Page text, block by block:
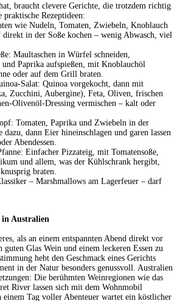
braucht clevere Gerichte, die trotzdem richtig
Rezeptideen:
wie Nudeln, Tomaten, Zwiebeln, Knoblauch
in der Soße kochen – wenig Abwasch, viel
Maultaschen in Würfel schneiden,
Paprika aufspießen, mit Knoblauchöl
oder auf dem Grill braten.
Salat: Quinoa vorgekocht, dann mit
Zucchini, Aubergine), Feta, Oliven, frischen
Olivenöl-Dressing vermischen – kalt oder
Tomaten, Paprika und Zwiebeln in der
dazu, dann Eier hineinschlagen und garen lassen
Abendessen.
Einfacher Pizzateig, mit Tomatensoße,
und allem, was der Kühlschrank hergibt,
braten.
– Marshmallows am Lagerfeuer – darf
in Australien
als an einem entspannten Abend direkt vor
Glas Wein und einem leckeren Essen zu
hebt den Geschmack eines Gerichts
in der Natur besonders genussvoll. Australien
Die berühmten Weinregionen wie das
River lassen sich mit dem Wohnmobil
einem Tag voller Abenteuer wartet ein köstlicher